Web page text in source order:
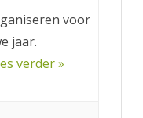
voor
jaar.
verder »